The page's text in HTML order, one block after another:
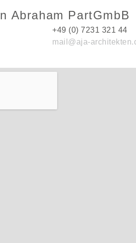
Abraham PartGmbB
+49 (0) 7231 321 44
mail@aja-